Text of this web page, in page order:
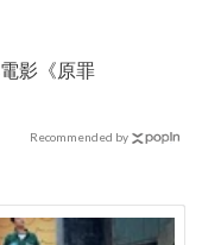
影《原罪
Recommended by